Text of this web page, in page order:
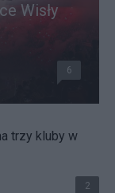
Wisły
6
trzy kluby w
2